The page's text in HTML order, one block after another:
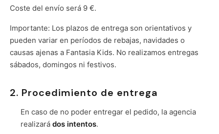
Coste del envío será 9 €.
Importante: Los plazos de entrega son orientativos y
pueden variar en períodos de rebajas, navidades o
causas ajenas a Fantasia Kids. No realizamos entregas
sábados, domingos ni festivos.
2. Procedimiento de entrega
En caso de no poder entregar el pedido, la agencia
realizará dos intentos.